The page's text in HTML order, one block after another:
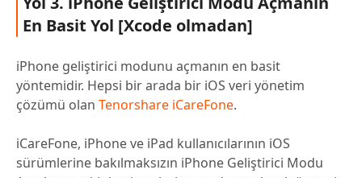
En Basit Yol [Xcode olmadan]
iPhone geliştirici modunu açmanın en basit
yöntemidir. Hepsi bir arada bir iOS veri yönetim
çözümü olan Tenorshare iCareFone.
iCareFone, iPhone ve iPad kullanıcılarının iOS
sürümlerine bakılmaksızın iPhone Geliştirici Modu